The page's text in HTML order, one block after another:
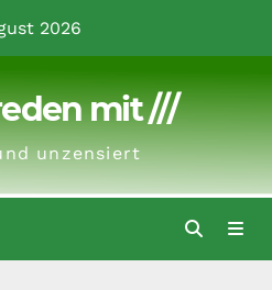
2026
mit ///
unzensiert